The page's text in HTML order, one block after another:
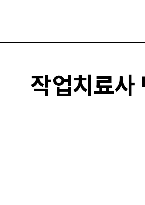
작업치료사